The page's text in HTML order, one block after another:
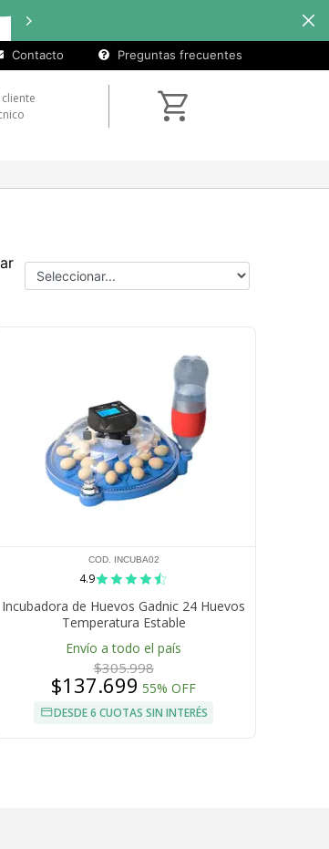
Contacto Preguntas frecuentes
COD. INCUBA02
4.9
Incubadora de Huevos Gadnic 24 Huevos
Temperatura Estable
Envío a todo el país
$305.998
$137.699 55% OFF
DESDE 6 CUOTAS SIN INTERÉS